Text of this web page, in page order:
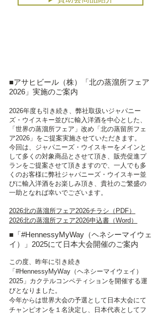
■アサヒビール（株）「北の蒸溜所フェア
2026」実施のご案内
2026年度も引き続き、弊社取扱いジャパニー
ズ・ウイスキー並びに輸入洋酒を中心とした、
「世界の蒸溜所フェア」改め「北の蒸留所フェ
ア2026」をご提案実施させていただきます。
今回は、ジャパニーズ・ウイスキーをメインと
して多くの対象商品とさせて頂き、販売促進プ
ランをご提案させて頂きますので、一人でも多
くのお客様に弊社ジャパニーズ・ウイスキー並
びに輸入洋酒をお楽しみ頂き、貴社のご繁盛の
一助となれば幸いでございます。
2026北の蒸溜所フェア2026チラシ（PDF）
2026北の蒸溜所フェア2026申込書（Word）
■「#HennessyMyWay（ヘネシーマイウェ
イ）」2025にて日本大会開催のご案内
この度、昨年に引き続き
「#HennessyMyWay（ヘネシーマイウェイ）
2025」カクテルコンペティションを開催する運
びとなりました。
今年からは世界大会の予選として日本大会にて
チャンピオンを１名決定し、日本代表としてフ